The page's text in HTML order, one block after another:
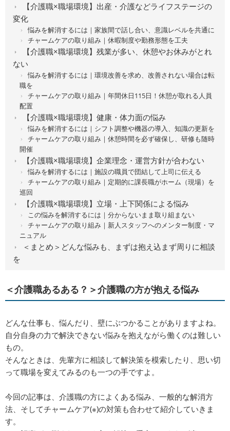
【介護職×職場環境】出産・介護などライフステージの
変化
悩みを解消するには｜家族間で話し合い、意識レベルを共通に
チャームケアの取り組み｜休暇制度や勤務形態を工夫
【介護職×職場環境】残業が多い、休憩やお休みがとれ
ない
悩みを解消するには｜環境改善を求め、改善されない場合は転
職を
チャームケアの取り組み｜年間休日115日！休憩が取れる人員
配置
【介護職×職場環境】健康・体力面の悩み
悩みを解消するには｜シフト調整や機器の導入、知識の更新を
チャームケアの取り組み｜休憩時間を必ず確保し、研修も随時
開催
【介護職×職場環境】企業理念・運営方針が合わない
悩みを解消するには｜施設の職員で団結して上司に伝える
チャームケアの取り組み｜定期的に課長職がホーム（現場）を
巡回
【介護職×職場環境】立場・上下関係による悩み
この悩みを解消するには｜分からないまま取り組まない
チャームケアの取り組み｜新人スタッフへのメンター制度・マ
ニュアル
＜まとめ＞どんな悩みも、まずは抱え込まず周りに相談
を
＜介護職あるある？＞介護職の方が抱える悩み
どんな仕事も、悩んだり、壁にぶつかることがありますよね。
自分自身の力で解決できない悩みを抱えながら働くのは難しい
もの。
そんなときは、先輩方に相談して解決策を模索したり、思い切
って職場を変えてみるのも一つの手ですよ。
今回の記事は、介護職の方によくある悩み、一般的な解消方
法、そしてチャームケア(※)の対策も合わせて紹介していきま
す。